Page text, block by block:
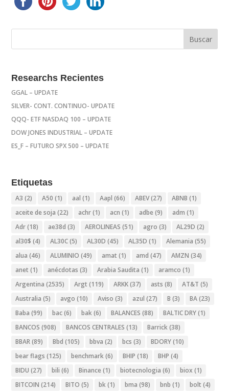
Researchs Recientes
GGAL – UPDATE
SILVER- CONT. CONTINUO- UPDATE
QQQ- ETF NASDAQ 100 – UPDATE
DOW JONES INDUSTRIAL – UPDATE
ES_F – FUTURO SPX 500 – UPDATE
Etiquetas
A3 (2) A50 (1) aal (1) Aapl (66) ABEV(27) ABNB (1)
aceite de soja (22) achr(1) acn (1) adbe (9) adm (1)
Adr(18) ae38d (3) AEROLINEAS (51) agro (3) AL29D (2)
al30$ (4) AL30C(5) AL30D (45) AL35D (1) Alemania (55)
alua (46) ALUMINIO (49) amat (1) amd (47) AMZN (34)
anet (1) anécdotas (3) Arabia Saudita (1) aramco (1)
Argentina (2535) Argt (119) ARKK(37) asts (8) AT&T (5)
Australia (5) avgo (10) Aviso (3) azul (27) B (3) BA(23)
Baba (99) bac(6) bak(6) BALANCES (88) BALTIC DRY(1)
BANCOS (908) BANCOS CENTRALES (13) Barrick(38)
BBAR(89) Bbd (105) bbva (2) bcs (3) BDORY(10)
bear flags (125) benchmark(6) BHIP (18) BHP (4)
BIDU (27) bili (6) Binance (1) biotecnologia (6) biox (1)
BITCOIN (214) BITO (5) bk(1) bma (98) bnb (1) bolt (4)